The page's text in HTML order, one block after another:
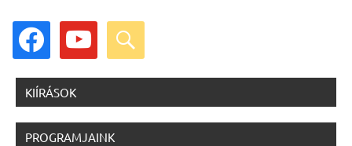
facebook youtube search
KIÍRÁSOK
PROGRAMJAINK